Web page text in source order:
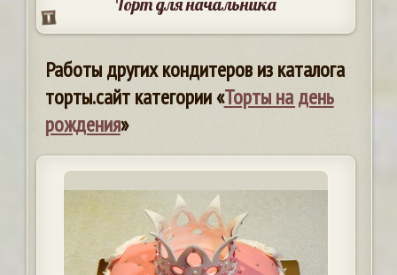
Работы других кондитеров из каталога
торты.сайт категории «Торты на день
рождения»